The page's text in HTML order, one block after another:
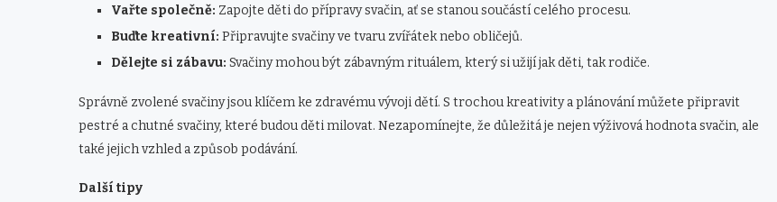
Vařte společně: Zapojte děti do přípravy svačin, ať se stanou součástí celého procesu.
Buďte kreativní: Připravujte svačiny ve tvaru zvířátek nebo obličejů.
Dělejte si zábavu: Svačiny mohou být zábavným rituálem, který si užijí jak děti, tak rodiče.
Správně zvolené svačiny jsou klíčem ke zdravému vývoji dětí. S trochou kreativity a plánování můžete připravit
pestré a chutné svačiny, které budou děti milovat. Nezapomínejte, že důležitá je nejen výživová hodnota svačin, ale
také jejich vzhled a způsob podávání.
Další tipy